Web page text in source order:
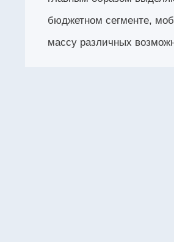
бюджетном сегменте,
массу различных